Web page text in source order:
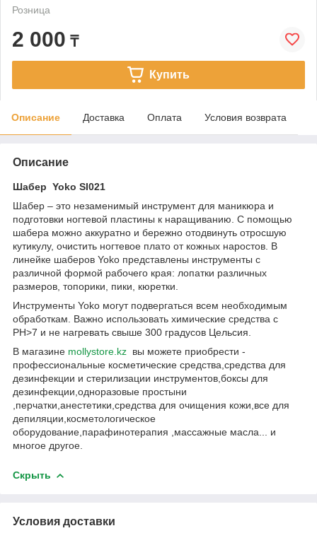
Розница
2 000 ₸
Купить
Описание Доставка Оплата Условия возврата
Описание
Шабер Yoko SI021
Шабер – это незаменимый инструмент для маникюра и
подготовки ногтевой пластины к наращиванию. С помощью
шабера можно аккуратно и бережно отодвинуть отросшую
кутикулу, очистить ногтевое плато от кожных наростов. В
линейке шаберов Yoko представлены инструменты с
различной формой рабочего края: лопатки различных
размеров, топорики, пики, кюретки.
Инструменты Yoko могут подвергаться всем необходимым
обработкам. Важно использовать химические средства с
PH>7 и не нагревать свыше 300 градусов Цельсия.
В магазине mollystore.kz вы можете приобрести -
профессиональные косметические средства,средства для
дезинфекции и стерилизации инструментов,боксы для
дезинфекции,одноразовые простыни
,перчатки,анестетики,средства для очищения кожи,все для
депиляции,косметологическое
оборудование,парафинотерапия ,массажные масла... и
многое другое.
Скрыть
Условия доставки